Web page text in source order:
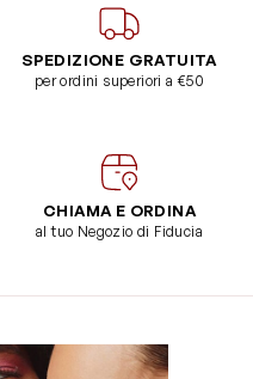
SPEDIZIONE GRATUITA
per ordini superiori a €50
CHIAMA E ORDINA
al tuo Negozio di Fiducia